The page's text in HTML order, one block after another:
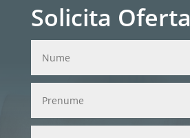
Solicita Oferta